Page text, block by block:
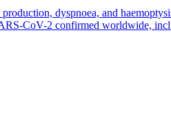
dyspnoea, and
CoV-2 confirmed worldwide,